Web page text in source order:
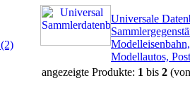
(2)
Universale
Modellautos,
angezeigte Produkte: 1 bis 2